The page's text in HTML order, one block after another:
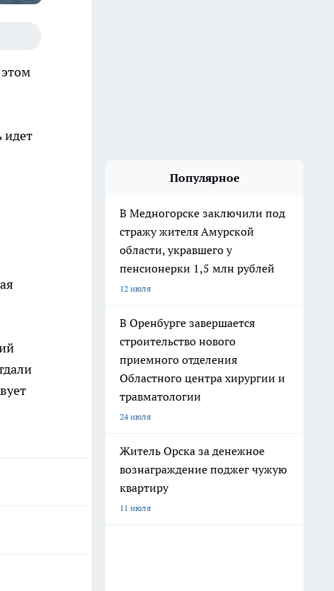
идет
Популярное
В Медногорске заключили под
стражу жителя Амурской
области, укравшего у
пенсионерки 1,5 млн рублей
12 июля
В Оренбурге завершается
строительство нового
приемного отделения
Областного центра хирургии и
травматологии
24 июля
Житель Орска за денежное
вознаграждение поджег чужую
квартиру
11 июля